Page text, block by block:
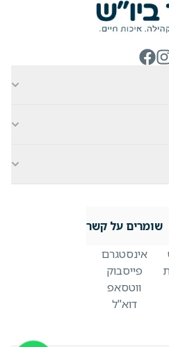
שומרים על קשר
אינסטגרם
פייסבוק
ווטסאפ
דוא"ל